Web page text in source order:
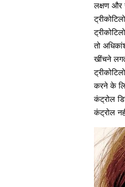
लक्षण और
तो
खींचने
करने के
कंट्रोल
कंट्रोल